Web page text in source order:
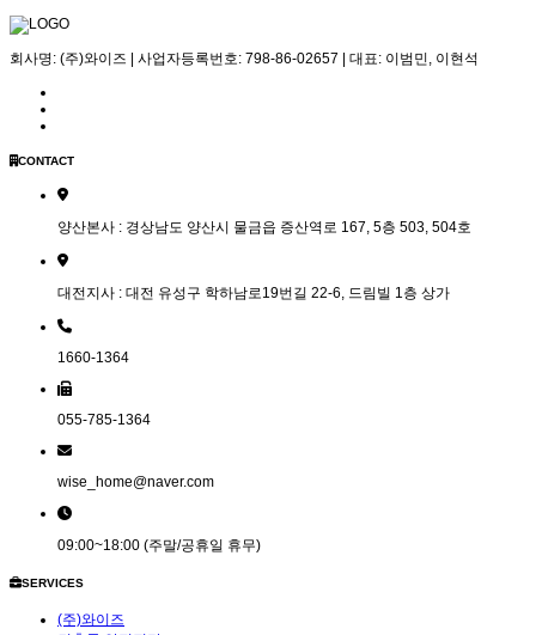
회사명: (주)와이즈 | 사업자등록번호: 798-86-02657 | 대표: 이범민, 이현석
CONTACT
양산본사 : 경상남도 양산시 물금읍 증산역로 167, 5층 503, 504호
대전지사 : 대전 유성구 학하남로19번길 22-6, 드림빌 1층 상가
1660-1364
055-785-1364
wise_home@naver.com
09:00~18:00 (주말/공휴일 휴무)
SERVICES
(주)와이즈